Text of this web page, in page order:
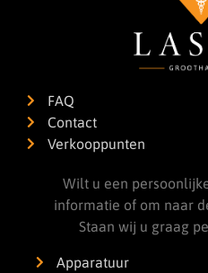
FAQ
Contact
Verkooppunten
Wilt u een
informatie of om naar
Staan wij u graag
Apparatuur